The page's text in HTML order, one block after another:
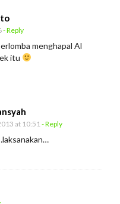
- Reply
menghapal Al
itu
at 10:51 - Reply